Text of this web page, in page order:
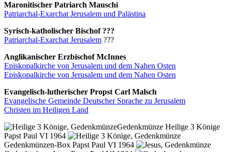
Maronitischer Patriarch Mauschi
Patriarchal-Exarchat Jerusalem und Palästina
Syrisch-katholischer Bischof ???
Patriarchal-Exarchat Jerusalem ???
Anglikanischer Erzbischof McInnes
Episkopalkirche von Jerusalem und dem Nahen Osten
Episkopalkirche von Jerusalem und dem Nahen Osten
Evangelisch-lutherischer Propst Carl Malsch
Evangelische Gemeinde Deutscher Sprache zu Jerusalem
Christen im Heiligen Land
Gedenkmünze Heilige 3 Könige
Papst Paul VI 1964
Gedenkmünzen-Box Papst Paul VI 1964